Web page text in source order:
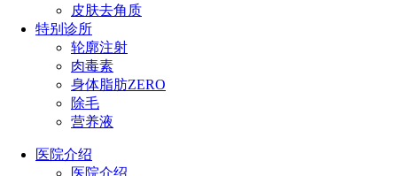
皮肤去角质
特别诊所
轮廓注射
肉毒素
身体脂肪ZERO
除毛
营养液
医院介绍
医院介绍